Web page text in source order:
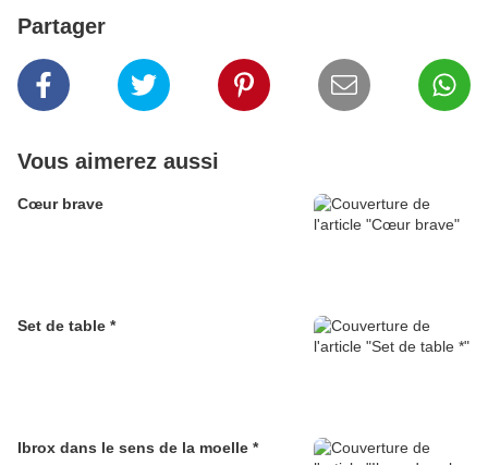
Partager
Vous aimerez aussi
Cœur brave
Set de table *
Ibrox dans le sens de la moelle *